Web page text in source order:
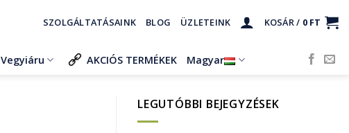
SZOLGÁLTATÁSAINK BLOG ÜZLETEINK KOSÁR / 0 FT
Vegyiáru AKCIÓS TERMÉKEK Magyar
LEGUTÓBBI BEJEGYZÉSEK